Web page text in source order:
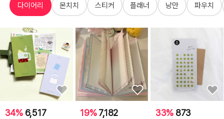
다이어리 몬치치 스티커 플래너 낭만 파우치
34% 6,517 19% 7,182 33% 873